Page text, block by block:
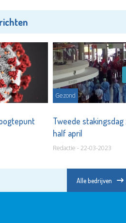
Gezond
Tweede stakingsdag
half april
Redactie - 22-03-2023
Alle bedrijven